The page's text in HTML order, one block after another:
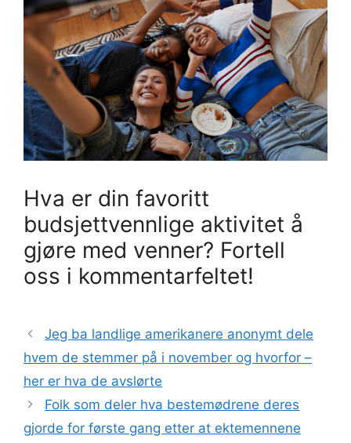
Hva er din favoritt
budsjettvennlige aktivitet å
gjøre med venner? Fortell
oss i kommentarfeltet!
Jeg ba landlige amerikanere anonymt dele
hvem de stemmer på i november og hvorfor –
her er hva de avslørte
Folk som deler hva bestemødrene deres
gjorde for første gang etter at ektemennene